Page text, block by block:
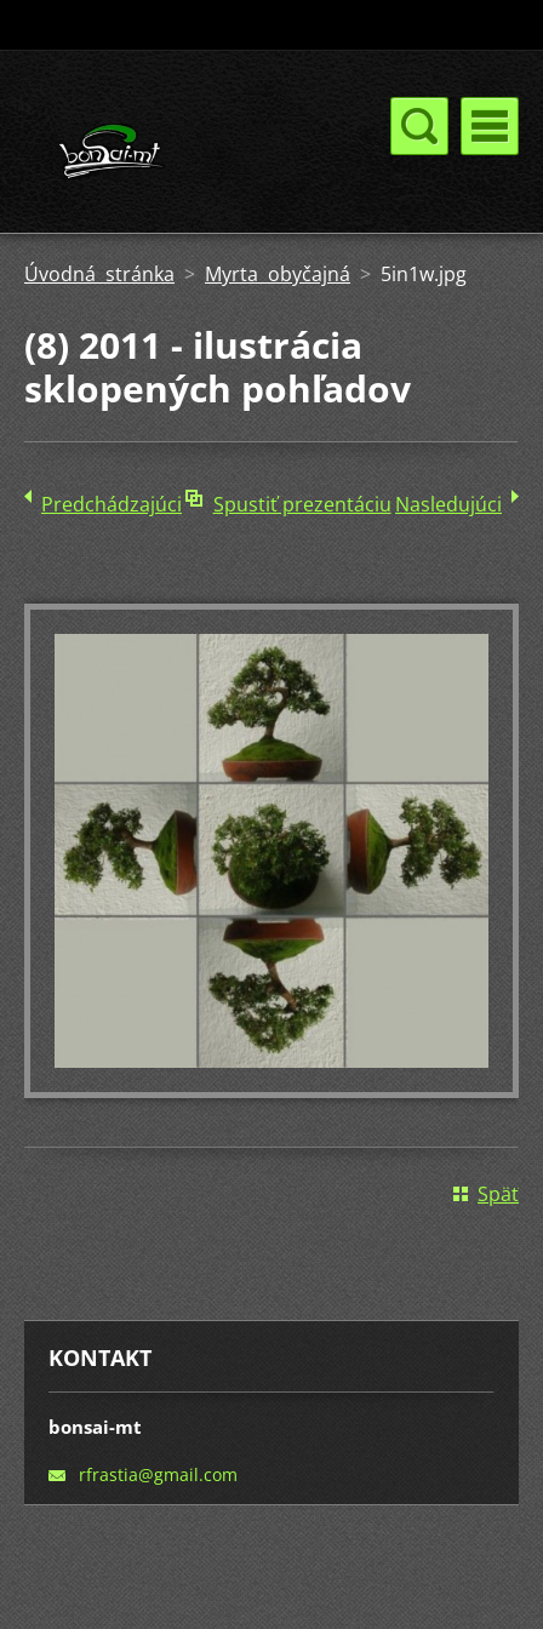
Úvodná stránka > Myrta obyčajná > 5in1w.jpg
(8) 2011 - ilustrácia
sklopených pohľadov
Predchádzajúci Spustiť prezentáciu Nasledujúci
Späť
KONTAKT
bonsai-mt
rfrastia@gmail.com